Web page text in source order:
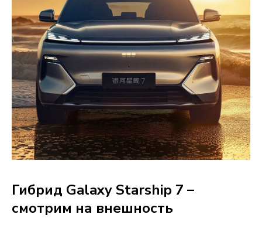
Гибрид Galaxy Starship 7 –
смотрим на внешность